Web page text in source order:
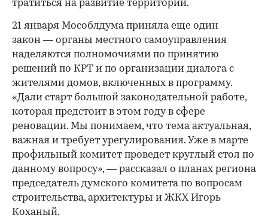
тратиться на развитие территории.
21 января Мособлдума приняла еще один
закон — органы местного самоуправления
наделяются полномочиями по принятию
решений по КРТ и по организации диалога с
жителями домов, включенных в программу.
«Дали старт большой законодательной работе,
которая предстоит в этом году в сфере
реновации. Мы понимаем, что тема актуальная,
важная и требует урегулирования. Уже в марте
профильный комитет проведет круглый стол по
данному вопросу», — рассказал о планах региона
председатель думского комитета по вопросам
строительства, архитектуры и ЖКХ Игорь
Коханый.